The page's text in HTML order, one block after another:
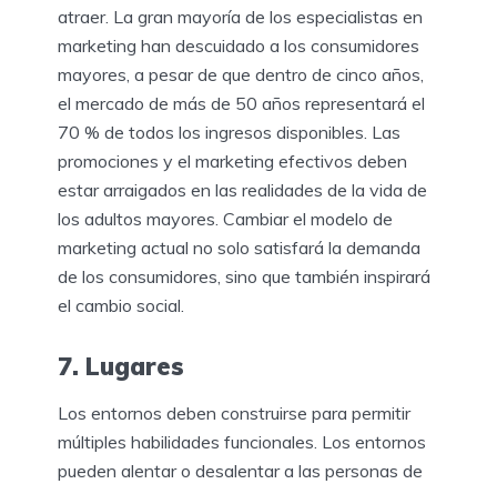
atraer. La gran mayoría de los especialistas en
marketing han descuidado a los consumidores
mayores, a pesar de que dentro de cinco años,
el mercado de más de 50 años representará el
70 % de todos los ingresos disponibles. Las
promociones y el marketing efectivos deben
estar arraigados en las realidades de la vida de
los adultos mayores. Cambiar el modelo de
marketing actual no solo satisfará la demanda
de los consumidores, sino que también inspirará
el cambio social.
7. Lugares
Los entornos deben construirse para permitir
múltiples habilidades funcionales. Los entornos
pueden alentar o desalentar a las personas de